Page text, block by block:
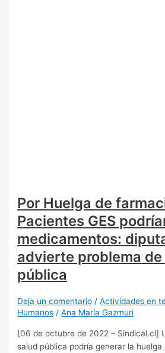
Por Huelga de
Pacientes GES
medicamentos:
advierte problema de
pública
Deja un comentario /Actividades en
Humanos /Ana María Gazmuri
[06 de octubre de 2022 – Sindical.cl]
salud pública podría generar la huelga